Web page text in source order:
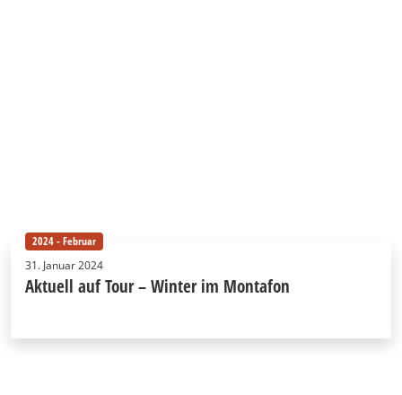
2024 - Februar
31. Januar 2024
Aktuell auf Tour – Winter im Montafon